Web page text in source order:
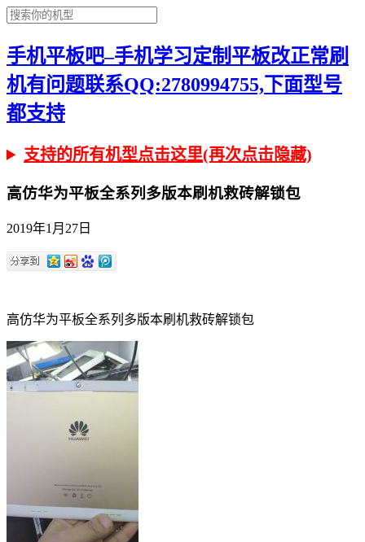
手机平板吧–手机学习定制平板改正常刷
机有问题联系QQ:2780994755,下面型号
都支持
支持的所有机型点击这里(再次点击隐藏)
高仿华为平板全系列多版本刷机救砖解锁包
2019年1月27日
高仿华为平板全系列多版本刷机救砖解锁包